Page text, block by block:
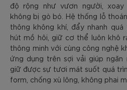
độ rộng như vươn người,
không bị gò bó. Hệ thống lỗ
thông không khí, đẩy nhanh
hút mồ hôi, giữ cơ thể luôn khô
thông minh với cùng công nghệ
ứng dụng trên sợi vải giúp ngăn
giữ được sự tươi mát suốt quá
form, chống xù lông, không phai